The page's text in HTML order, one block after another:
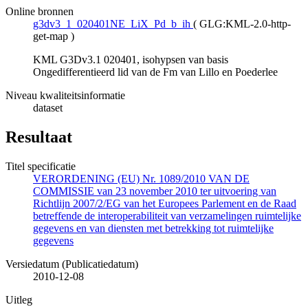
Online bronnen
g3dv3_1_020401NE_LiX_Pd_b_ih ( GLG:KML-2.0-http-
get-map )
KML G3Dv3.1 020401, isohypsen van basis
Ongedifferentieerd lid van de Fm van Lillo en Poederlee
Niveau kwaliteitsinformatie
dataset
Resultaat
Titel specificatie
VERORDENING (EU) Nr. 1089/2010 VAN DE
COMMISSIE van 23 november 2010 ter uitvoering van
Richtlijn 2007/2/EG van het Europees Parlement en de Raad
betreffende de interoperabiliteit van verzamelingen ruimtelijke
gegevens en van diensten met betrekking tot ruimtelijke
gegevens
Versiedatum (Publicatiedatum)
2010-12-08
Uitleg